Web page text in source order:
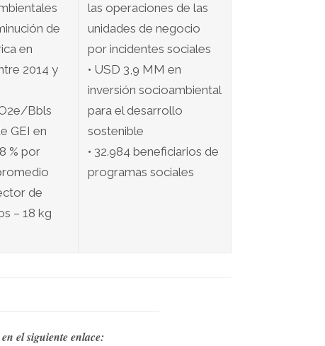
de
en
2014 y
Bbls
GEI en
% por
de
– 18 kg
las operaciones de las
unidades de negocio
por incidentes sociales
• USD 3,9 MM en
inversión socioambiental
para el desarrollo
sostenible
• 32.984 beneficiarios de
programas sociales
el siguiente enlace: